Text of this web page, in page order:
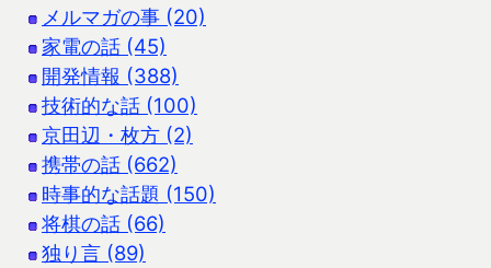
メルマガの事 (20)
家電の話 (45)
開発情報 (388)
技術的な話 (100)
京田辺・枚方 (2)
携帯の話 (662)
時事的な話題 (150)
将棋の話 (66)
独り言 (89)